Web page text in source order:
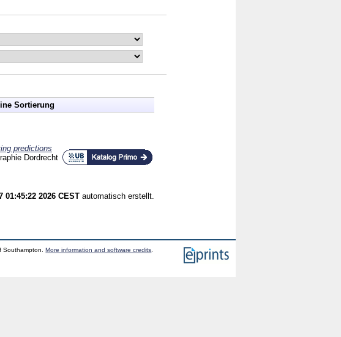
Sortierung
predictions
Dordrecht
01:45:22 2026 CEST automatisch erstellt.
Southampton.More information and software credits